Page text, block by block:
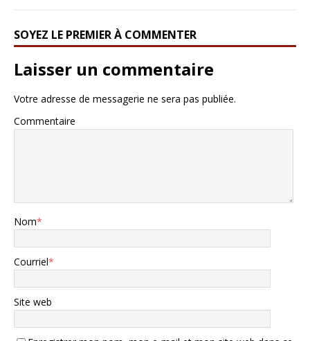
SOYEZ LE PREMIER À COMMENTER
Laisser un commentaire
Votre adresse de messagerie ne sera pas publiée.
Commentaire
Nom*
Courriel*
Site web